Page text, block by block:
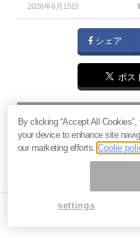
2026年6月15日
シェア
ポス
急騰後に急落「パワーエ
将来性とリスク
過去最高益「サンリオ」
度と投資戦略
By clicking “Accept All
your device to enhance site
our marketing efforts.Coolie
settings